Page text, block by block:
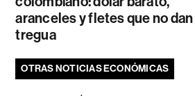
aranceles y fletes que no dan
tregua
OTRAS NOTICIAS ECONÓMICAS